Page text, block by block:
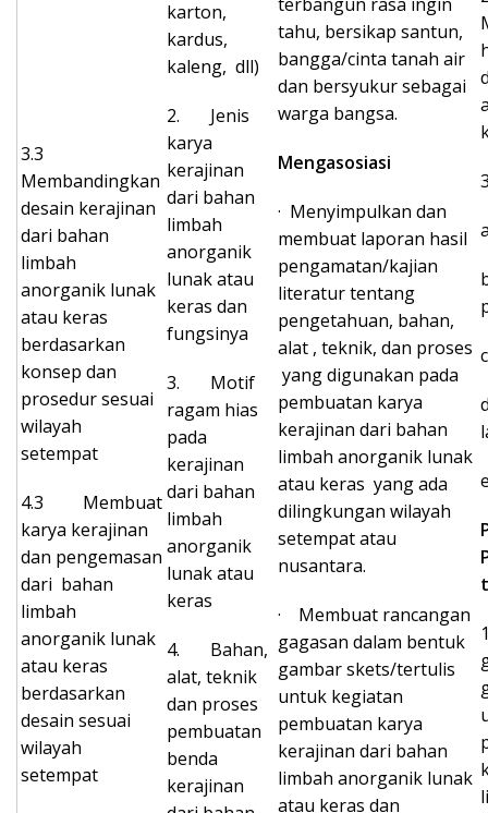
3.3
Membandingkan
desain kerajinan
dari bahan
limbah
anorganik lunak
atau keras
berdasarkan
konsep dan
prosedur sesuai
wilayah
setempat
4.3 Membuat
karya kerajinan
dan pengemasan
dari bahan
limbah
anorganik lunak
atau keras
berdasarkan
desain sesuai
wilayah
setempat
karton,
kardus,
kaleng, dll)
2. Jenis
karya
kerajinan
dari bahan
limbah
anorganik
lunak atau
keras dan
fungsinya
3. Motif
ragam hias
pada
kerajinan
dari bahan
limbah
anorganik
lunak atau
keras
4. Bahan,
alat, teknik
dan proses
pembuatan
benda
kerajinan
tahu, bersikap santun,
bangga/cinta tanah air
dan bersyukur sebagai
warga bangsa.
Mengasosiasi
· Menyimpulkan dan
membuat laporan hasil
pengamatan/kajian
literatur tentang
pengetahuan, bahan,
alat , teknik, dan proses
yang digunakan pada
pembuatan karya
kerajinan dari bahan
limbah anorganik lunak
atau keras yang ada
dilingkungan wilayah
setempat atau
nusantara.
· Membuat rancangan
gagasan dalam bentuk
gambar skets/tertulis
untuk kegiatan
pembuatan karya
kerajinan dari bahan
limbah anorganik lunak
atau keras dan